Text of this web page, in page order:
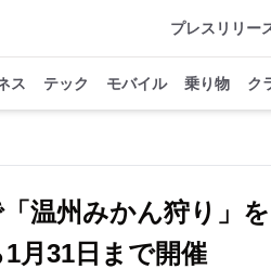
プレスリリー
ス テック モバイル 乗り物 ク
温州みかん狩り」を
1月31日まで開催